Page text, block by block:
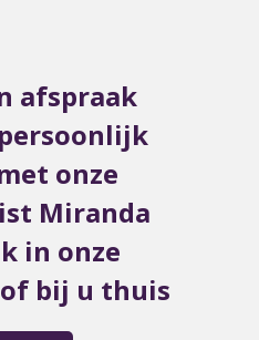
afspraak
onze
Miranda
in onze
bij u thuis